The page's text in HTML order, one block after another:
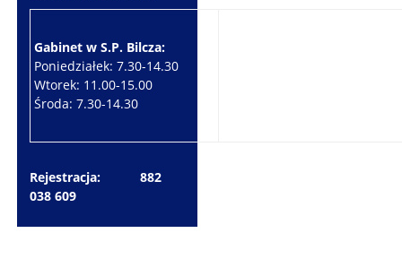
Gabinet w S.P. Bilcza:
Poniedziałek: 7.30-14.30
Wtorek: 11.00-15.00
Środa: 7.30-14.30
Rejestracja: 882
038 609